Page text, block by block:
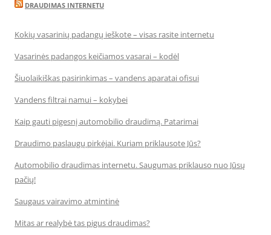
DRAUDIMAS INTERNETU
Kokių vasarinių padangų ieškote – visas rasite internetu
Vasarinės padangos keičiamos vasarai – kodėl
Šiuolaikiškas pasirinkimas – vandens aparatai ofisui
Vandens filtrai namui – kokybei
Kaip gauti pigesnį automobilio draudimą. Patarimai
Draudimo paslaugų pirkėjai. Kuriam priklausote Jūs?
Automobilio draudimas internetu. Saugumas priklauso nuo Jūsų
pačių!
Saugaus vairavimo atmintinė
Mitas ar realybė tas pigus draudimas?